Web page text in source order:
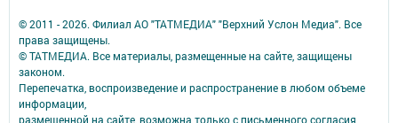
© 2011 - 2026. Филиал АО "ТАТМЕДИА" "Верхний Услон Медиа". Все
права защищены.
© ТАТМЕДИА. Все материалы, размещенные на сайте, защищены
законом.
Перепечатка, воспроизведение и распространение в любом объеме
информации,
размещенной на сайте, возможна только с письменного согласия